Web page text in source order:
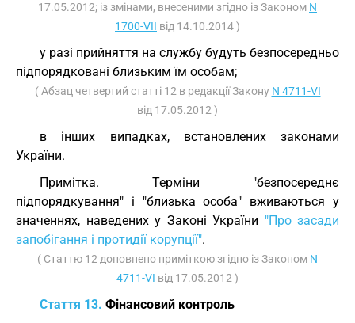
17.05.2012; із змінами, внесеними згідно із Законом N
1700-VII від 14.10.2014 )
у разі прийняття на службу будуть безпосередньо
підпорядковані близьким їм особам;
( Абзац четвертий статті 12 в редакції Закону N 4711-VI
від 17.05.2012 )
в інших випадках, встановлених законами
України.
Примітка. Терміни "безпосереднє
підпорядкування" і "близька особа" вживаються у
значеннях, наведених у Законі України "Про засади
запобігання і протидії корупції".
( Статтю 12 доповнено приміткою згідно із Законом N
4711-VI від 17.05.2012 )
Стаття 13. Фінансовий контроль